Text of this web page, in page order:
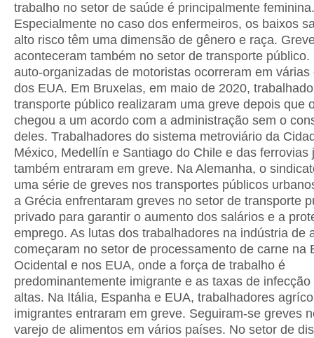
trabalho no setor de saúde é principalmente feminina.
Especialmente no caso dos enfermeiros, os baixos
alto risco têm uma dimensão de gênero e raça.
aconteceram também no setor de transporte público.
auto-organizadas de motoristas ocorreram em várias
dos EUA. Em Bruxelas, em maio de 2020,
transporte público realizaram uma greve depois que
chegou a um acordo com a administração sem o
deles. Trabalhadores do sistema metroviário da
México, Medellín e Santiago do Chile e das ferrovias
também entraram em greve. Na Alemanha, o
uma série de greves nos transportes públicos
a Grécia enfrentaram greves no setor de transporte
privado para garantir o aumento dos salários e a
emprego. As lutas dos trabalhadores na indústria de
começaram no setor de processamento de carne na
Ocidental e nos EUA, onde a força de trabalho é
predominantemente imigrante e as taxas de
altas. Na Itália, Espanha e EUA, trabalhadores
imigrantes entraram em greve. Seguiram-se greves
varejo de alimentos em vários países. No setor de